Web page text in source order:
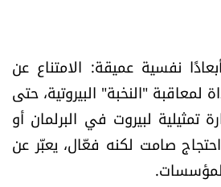
نفسية عميقة: الامتناع عن
لمعاقبة "النخبة" البيروتية، حتى
تمثيلية لبيروت في البرلمان أو
صامت لكنه فعّال، يعبّر عن